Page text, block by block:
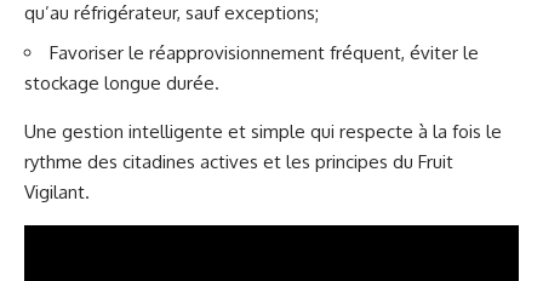
qu’au réfrigérateur, sauf exceptions;
Favoriser le réapprovisionnement fréquent, éviter le
stockage longue durée.
Une gestion intelligente et simple qui respecte à la fois le
rythme des citadines actives et les principes du Fruit
Vigilant.